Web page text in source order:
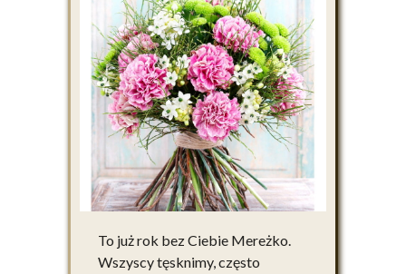
To już rok bez Ciebie Mereżko.
Wszyscy tęsknimy, często